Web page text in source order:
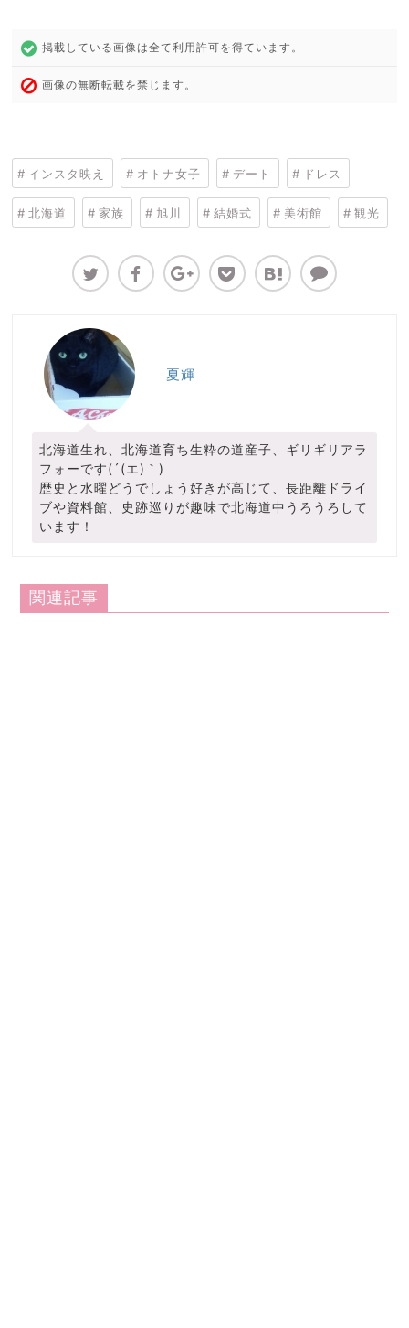
掲載している画像は全て利用許可を得ています。
画像の無断転載を禁じます。
インスタ映え オトナ女子 デート ドレス
北海道 家族 旭川 結婚式 美術館 観光
夏輝
北海道生れ、北海道育ち生粋の道産子、ギリギリアラ
フォーです(´(エ)｀)
歴史と水曜どうでしょう好きが高じて、長距離ドライ
ブや資料館、史跡巡りが趣味で北海道中うろうろして
います！
関連記事